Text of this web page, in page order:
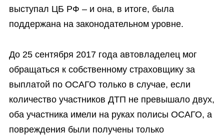
выступал ЦБ РФ – и она, в итоге, была
поддержана на законодательном уровне.
До 25 сентября 2017 года автовладелец мог
обращаться к собственному страховщику за
выплатой по ОСАГО только в случае, если
количество участников ДТП не превышало двух,
оба участника имели на руках полисы ОСАГО, а
повреждения были получены только